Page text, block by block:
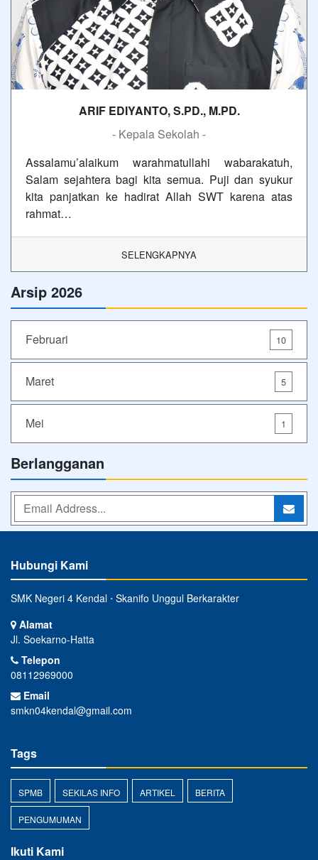
ARIF EDIYANTO, S.PD., M.PD.
- Kepala Sekolah -
Assalamu’alaikum warahmatullahi wabarakatuh,
Salam sejahtera bagi kita semua. Puji dan syukur
kita panjatkan ke hadirat Allah SWT karena atas
rahmat…
SELENGKAPNYA
Arsip 2026
Februari 10
Maret 5
Mei 1
Berlangganan
Hubungi Kami
SMK Negeri 4 Kendal ⋅ Skanifo Unggul Berkarakter
Alamat
Jl. Soekarno-Hatta
Telepon
08112969000
Email
smkn04kendal@gmail.com
Tags
SPMB SEKILAS INFO ARTIKEL BERITA
PENGUMUMAN
Ikuti Kami